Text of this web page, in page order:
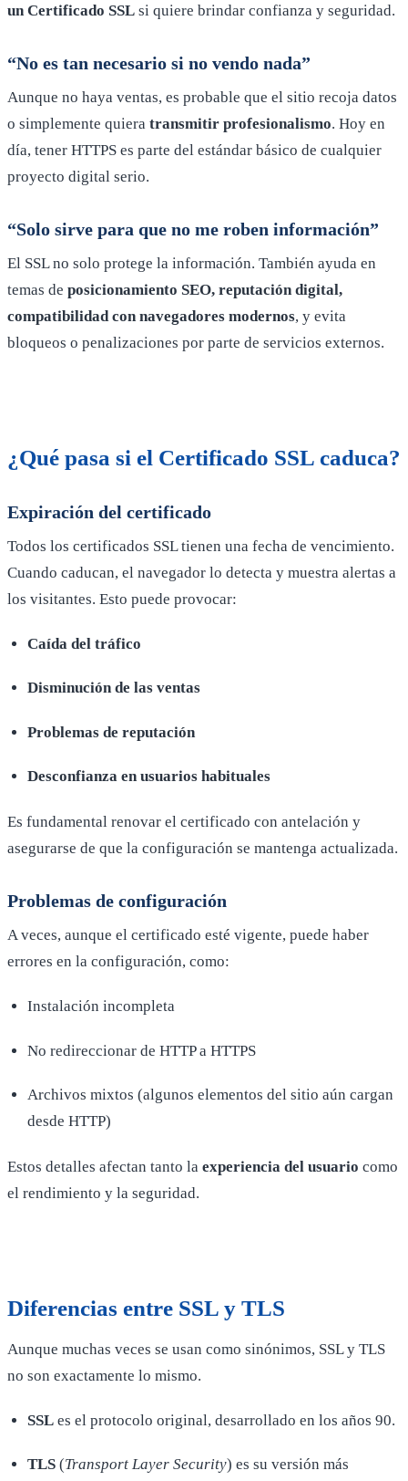
un Certificado SSL si quiere brindar confianza y seguridad.
“No es tan necesario si no vendo nada”
Aunque no haya ventas, es probable que el sitio recoja datos
o simplemente quiera transmitir profesionalismo. Hoy en
día, tener HTTPS es parte del estándar básico de cualquier
proyecto digital serio.
“Solo sirve para que no me roben información”
El SSL no solo protege la información. También ayuda en
temas de posicionamiento SEO, reputación digital,
compatibilidad con navegadores modernos, y evita
bloqueos o penalizaciones por parte de servicios externos.
¿Qué pasa si el Certificado SSL caduca?
Expiración del certificado
Todos los certificados SSL tienen una fecha de vencimiento.
Cuando caducan, el navegador lo detecta y muestra alertas a
los visitantes. Esto puede provocar:
Caída del tráfico
Disminución de las ventas
Problemas de reputación
Desconfianza en usuarios habituales
Es fundamental renovar el certificado con antelación y
asegurarse de que la configuración se mantenga actualizada.
Problemas de configuración
A veces, aunque el certificado esté vigente, puede haber
errores en la configuración, como:
Instalación incompleta
No redireccionar de HTTP a HTTPS
Archivos mixtos (algunos elementos del sitio aún cargan
desde HTTP)
Estos detalles afectan tanto la experiencia del usuario como
el rendimiento y la seguridad.
Diferencias entre SSL y TLS
Aunque muchas veces se usan como sinónimos, SSL y TLS
no son exactamente lo mismo.
SSL es el protocolo original, desarrollado en los años 90.
TLS (Transport Layer Security) es su versión más